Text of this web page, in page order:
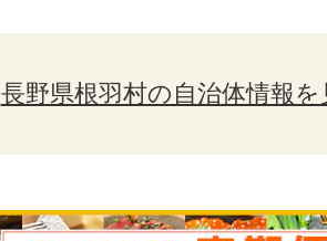
長野県根羽村の自治体情報を